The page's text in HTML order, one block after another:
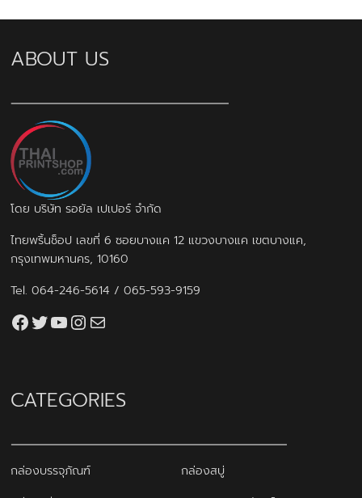
ABOUT US
โดย บริษัท รอยัล เปเปอร์ จำกัด
ไทยพริ้นช็อป เลขที่ 6 ซอยบางแค 12 แขวงบางแค เขตบางแค,
กรุงเทพมหานคร, 10160
Tel.064-246-5614 /065-593-9159
Facebook
Twitter
YouTube
Instagram
thaiprintshop.aw@gmail.com
CATEGORIES
กล่องบรรจุภัณฑ์
กล่องสบู่